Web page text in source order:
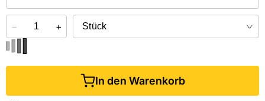
− +
In den Warenkorb